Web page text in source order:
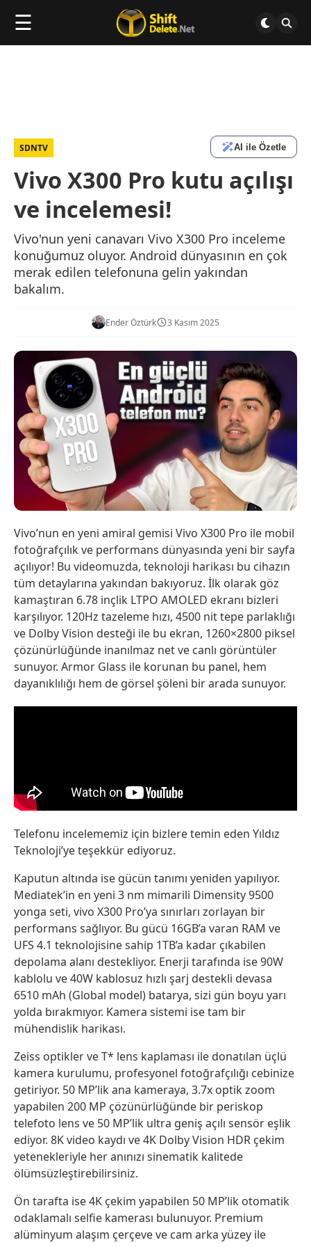
☰
SDNTV AI ile Özetle
Vivo X300 Pro kutu açılışı
ve incelemesi!
Vivo'nun yeni canavarı Vivo X300 Pro inceleme
konuğumuz oluyor. Android dünyasının en çok
merak edilen telefonuna gelin yakından
bakalım.
Ender Öztürk 3 Kasım 2025
Vivo’nun en yeni amiral gemisi Vivo X300 Pro ile mobil
fotoğrafçılık ve performans dünyasında yeni bir sayfa
açılıyor! Bu videomuzda, teknoloji harikası bu cihazın
tüm detaylarına yakından bakıyoruz. İlk olarak göz
kamaştıran 6.78 inçlik LTPO AMOLED ekranı bizleri
karşılıyor. 120Hz tazeleme hızı, 4500 nit tepe parlaklığı
ve Dolby Vision desteği ile bu ekran, 1260×2800 piksel
çözünürlüğünde inanılmaz net ve canlı görüntüler
sunuyor. Armor Glass ile korunan bu panel, hem
dayanıklılığı hem de görsel şöleni bir arada sunuyor.
Telefonu incelememiz için bizlere temin eden Yıldız
Teknoloji’ye teşekkür ediyoruz.
Kaputun altında ise gücün tanımı yeniden yapılıyor.
Mediatek’in en yeni 3 nm mimarili Dimensity 9500
yonga seti, vivo X300 Pro’ya sınırları zorlayan bir
performans sağlıyor. Bu gücü 16GB’a varan RAM ve
UFS 4.1 teknolojisine sahip 1TB’a kadar çıkabilen
depolama alanı destekliyor. Enerji tarafında ise 90W
kablolu ve 40W kablosuz hızlı şarj destekli devasa
6510 mAh (Global model) batarya, sizi gün boyu yarı
yolda bırakmıyor. Kamera sistemi ise tam bir
mühendislik harikası.
Zeiss optikler ve T* lens kaplaması ile donatılan üçlü
kamera kurulumu, profesyonel fotoğrafçılığı cebinize
getiriyor. 50 MP’lik ana kameraya, 3.7x optik zoom
yapabilen 200 MP çözünürlüğünde bir periskop
telefoto lens ve 50 MP’lik ultra geniş açılı sensör eşlik
ediyor. 8K video kaydı ve 4K Dolby Vision HDR çekim
yetenekleriyle her anınızı sinematik kalitede
ölümsüzleştirebilirsiniz.
Ön tarafta ise 4K çekim yapabilen 50 MP’lik otomatik
odaklamalı selfie kamerası bulunuyor. Premium
alüminyum alaşım çerçeve ve cam arka yüzey ile